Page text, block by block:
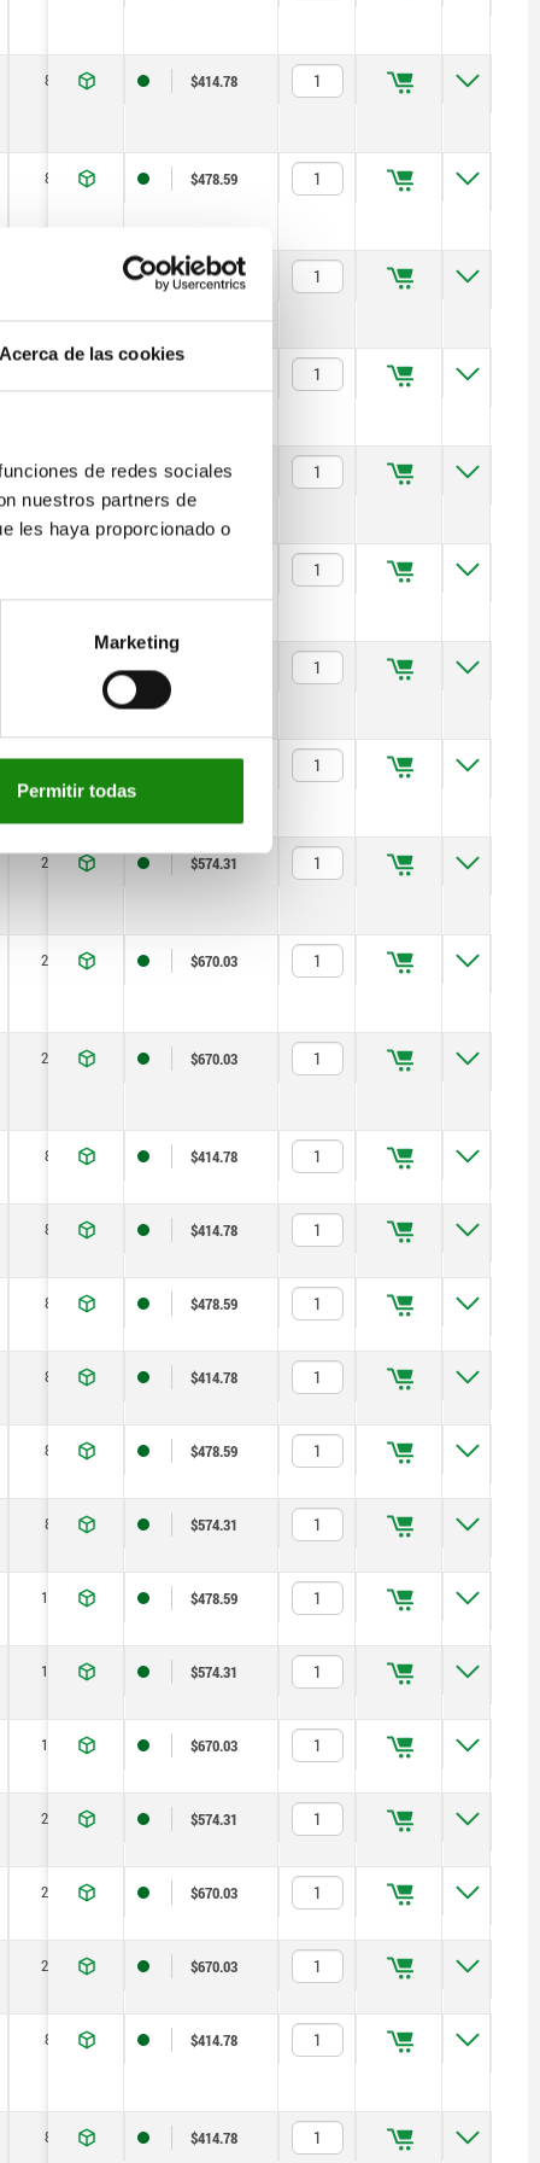
Acerca de las cookies
de redes sociales
nuestros partners de
les haya proporcionado o
Marketing
Permitir todas
8 $414.78
8 $478.59
14 $414.78
8 14 $574.31
35
15 35 $670.03
20 $574.31
20 $670.03
20 $670.03
8 $414.78
8 $414.78
8 $478.59
8 $414.78
8 $478.59
8 $574.31
15 $478.59
15 $574.31
15 $670.03
20 $574.31
20 $670.03
20 $670.03
8 $414.78
8 $414.78